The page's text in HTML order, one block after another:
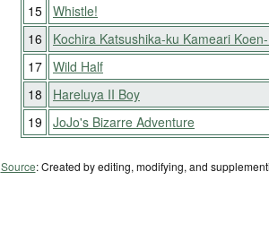
15 Whistle!
16
Kochira Katsushika-ku Kameari
17 Wild Half
18
Hareluya II Boy
19
JoJo's Bizarre Adventure
Source: Created by editing, modifying, and